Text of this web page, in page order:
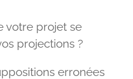
votre projet se
projections ?
erronées